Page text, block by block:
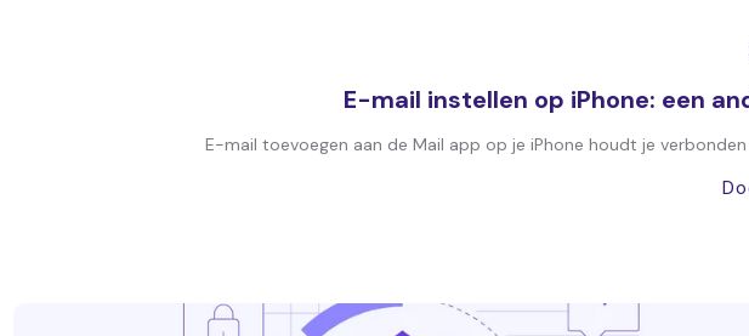
E-mail instellen op iPhone: een
E-mail toevoegen aan de Mail app op je iPhone houdt je